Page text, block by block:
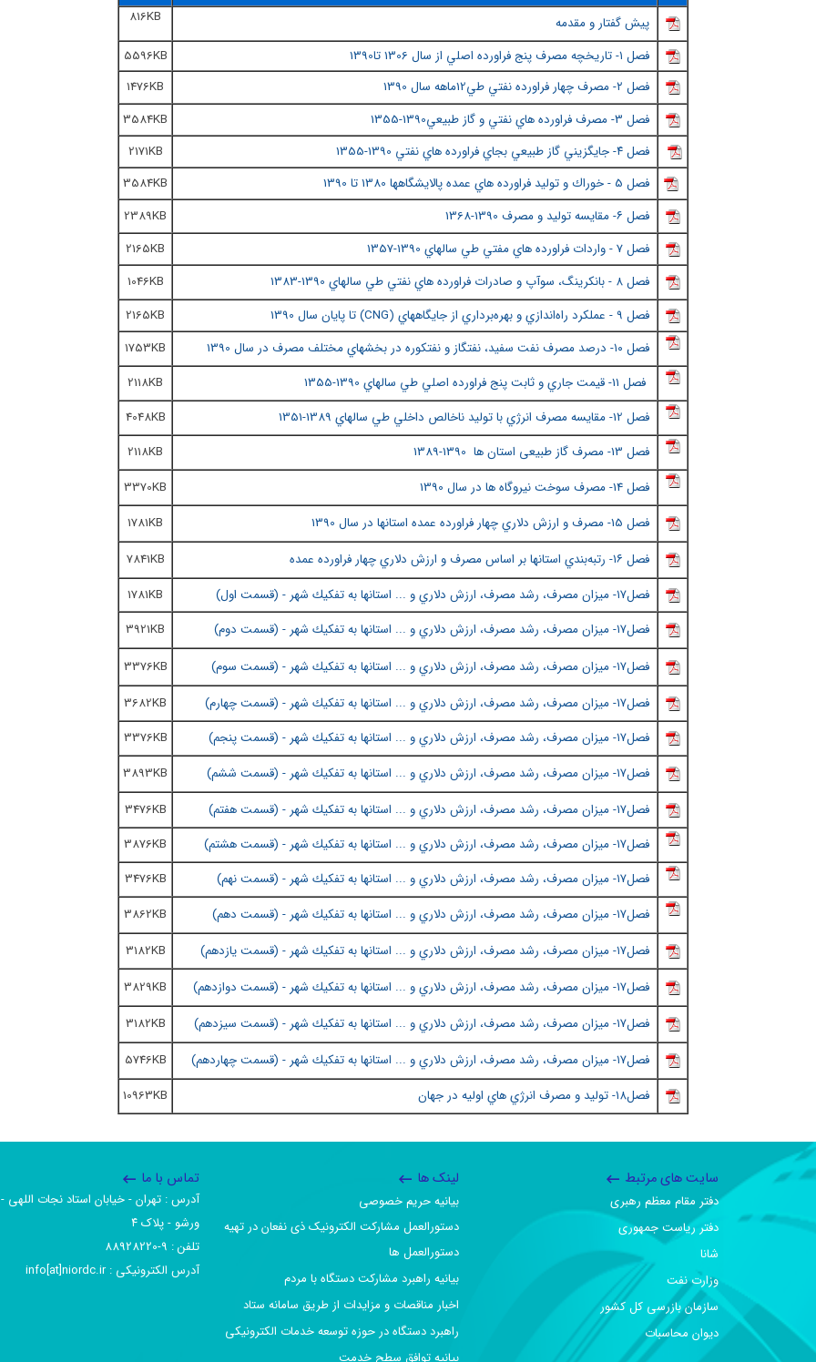
پيش گفتار و مقدمه
816KB
فصل ١- تاريخچه مصرف پنج فراورده اصلي از سال 1306 تا1390
5596KB
فصل ٢ - مصرف چهار فراورده نفتي طي12ماهه سال 1390
1476KB
فصل 3- مصرف فراورده هاي نفتي و گاز طبيعي1390-1355
3584KB
فصل ٤ - جايگزيني گاز طبيعي بجاي فراورده هاي نفتي 1390-1355
2171KB
فصل 5 - خوراك و توليد فراورده هاي عمده پالايشگاهها 1380 تا 1390
3584KB
فصل ٦ - مقايسه توليد و مصرف 1390 -1368
2389KB
فصل 7 - واردات فراورده هاي مفتي طي سالهاي 1390-135
7
2165KB
فصل ٨
- بانكرينگ، سوآپ و صادرات فراورده هاي نفتي طي سالهاي 1390-1383
1046KB
فصل 9 - عملكرد راه‌اندازي و بهره‌برداري از جايگاههاي (
CNG) تا پايان سال 1390
2165KB
فصل ١٠
- درصد مصرف نفت سفيد، نفتگاز و نفتكوره در بخشهاي مختلف مصرف در سال 1390
1753KB
فصل 11- قيمت جاري و ثابت پنج فراورده اصلي طي سالهاي 1390-1355
2118KB
فصل 12- مقايسه مصرف انرژي با توليد ناخالص داخلي طي سالهاي 1389-1351
4048KB
فصل 13- مصرف گاز طبیعی استان ها 1390-1389
2118KB
فصل14- مصرف سوخت نيروگاه ها در سال 1390
3370KB
فصل 15- مصرف و ارزش دلاري چهار فراورده عمده استانها در سال 1390
1781KB
فصل ١٦
- رتبه‌بندي استانها بر اساس مصرف و ارزش دلاري چهار فراورده عمده
7841KB
فصل١٧ - ميزان مصرف، رشد مصرف، ارزش دلاري و ... استانها به تفكيك شهر - (قسمت اول)
1781KB
فصل١٧- ميزان مصرف، رشد مصرف، ارزش دلاري و ... استانها به تفكيك شهر - (قسمت دوم)
3921KB
فصل١٧ -ميزان مصرف، رشد مصرف، ارزش دلاري و ... استانها به تفكيك شهر - (قسمت سوم)
3376KB
فصل١٧ -ميزان مصرف، رشد مصرف، ارزش دلاري و ... استانها به تفكيك شهر - (قسمت چهارم)
3682KB
فصل١٧ -ميزان مصرف، رشد مصرف، ارزش دلاري و ... استانها به تفكيك شهر - (قسمت پنجم)
3376KB
فصل١٧ -ميزان مصرف، رشد مصرف، ارزش دلاري و ... استانها به تفكيك شهر - (قسمت ششم)
3893KB
فصل١٧ -ميزان مصرف، رشد مصرف، ارزش دلاري و ... استانها به تفكيك شهر - (قسمت هفتم)
3476KB
فصل١٧ -ميزان مصرف، رشد مصرف، ارزش دلاري و ... استانها به تفكيك شهر - (قسمت هشتم)
3876KB
فصل١٧ -ميزان مصرف، رشد مصرف، ارزش دلاري و ... استانها به تفكيك شهر - (قسمت نهم)
3476KB
فصل١٧ -ميزان مصرف، رشد مصرف، ارزش دلاري و ... استانها به تفكيك شهر - (قسمت دهم)
3862KB
فصل١٧ -ميزان مصرف، رشد مصرف، ارزش دلاري و ... استانها به تفكيك شهر - (قسمت يازدهم)
3182KB
فصل١٧ -ميزان مصرف، رشد مصرف، ارزش دلاري و ... استانها به تفكيك شهر - (قسمت دوازدهم)
3829KB
فصل١٧ -ميزان مصرف، رشد مصرف، ارزش دلاري و ... استانها به تفكيك شهر - (قسمت سيزدهم)
3182KB
فصل١٧ -ميزان مصرف، رشد مصرف، ارزش دلاري و ... استانها به تفكيك شهر - (قسمت چهاردهم)
5746KB
فصل١٨ - توليد و مصرف انرژي هاي اوليه در جهان 10963KB
سایت های مرتبط
دفتر مقام معظم رهبری
دفتر ریاست جمهوری
شانا
وزارت نفت
سازمان بازرسی کل کشور
دیوان محاسبات
لینک ها
بیانیه حریم خصوصی
دستورالعمل مشارکت الکترونیک ذی نفعان در تهیه
دستورالعمل ها
بیانیه راهبرد مشارکت دستگاه با مردم
اخبار مناقصات و مزایدات از طریق سامانه ستاد
راهبرد دستگاه در حوزه توسعه خدمات الکترونیکی
تماس با ما
آدرس :‌ تهران - خیابان استاد نجات اللهی -
ورشو - پلاک ۴
تلفن :‌ 9-88928220
آدرس الکترونیکی :‌ info[at]niordc.ir